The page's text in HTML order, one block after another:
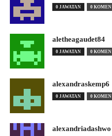
0 JAWATAN 0 KOMEN
aletheagaudet84
0 JAWATAN 0 KOMEN
alexandraskemp6
0 JAWATAN 0 KOMEN
alexandriadashwo